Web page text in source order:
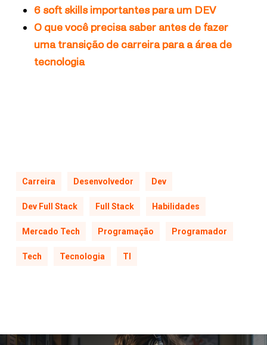
6 soft skills importantes para um DEV
O que você precisa saber antes de fazer
uma transição de carreira para a área de
tecnologia
Carreira Desenvolvedor Dev
Dev Full Stack Full Stack Habilidades
Mercado Tech Programação Programador
Tech Tecnologia TI